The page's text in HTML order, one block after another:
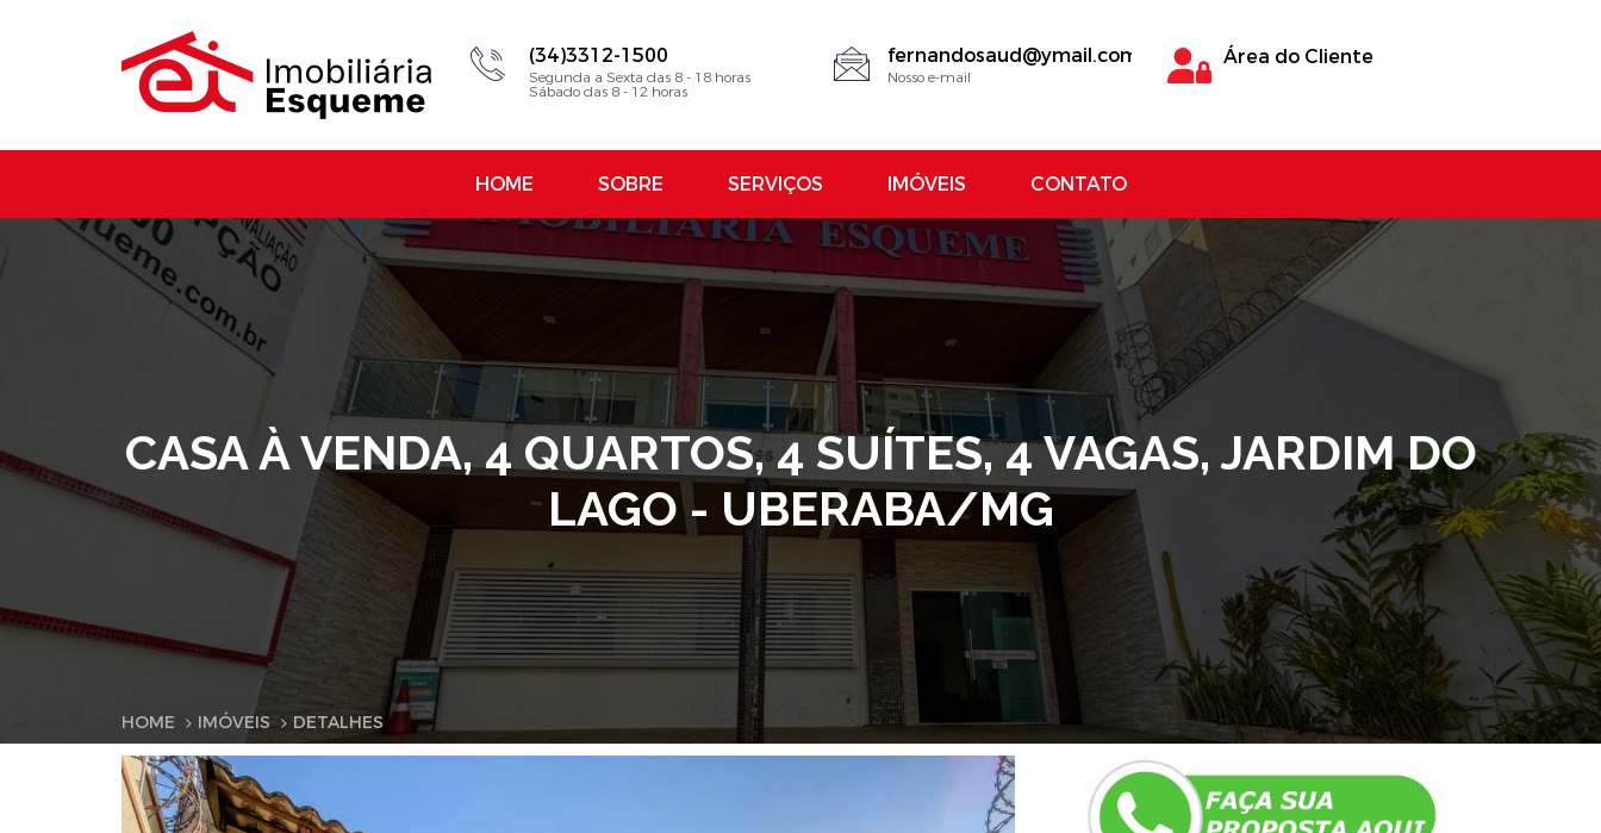
(34)3312-1500
Segunda a Sexta das 8 - 18 horas
Sábado das 8 - 12 horas
fernandosaud@ymail.com
Nosso e-mail
Área do Cliente
HOME SOBRE SERVIÇOS IMÓVEIS CONTATO
CASA À VENDA, 4 QUARTOS, 4 SUÍTES, 4 VAGAS, JARDIM DO
LAGO - UBERABA/MG
HOME IMÓVEIS DETALHES